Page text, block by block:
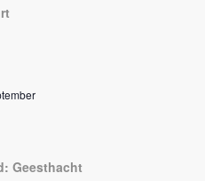
Geesthacht